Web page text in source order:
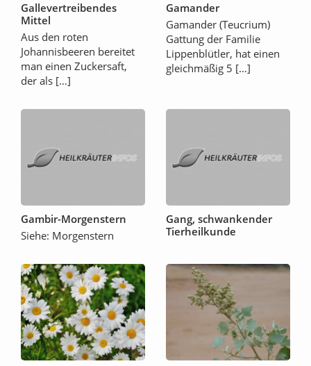
Gallevertreibendes
Mittel
Aus den roten
Johannisbeeren bereitet
man einen Zuckersaft,
der als […]
Gamander
Gamander (Teucrium)
Gattung der Familie
Lippenblütler, hat einen
gleichmäßig 5 […]
Gambir-Morgenstern
Siehe: Morgenstern
Gang, schwankender
Tierheilkunde